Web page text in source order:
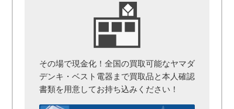
その場で現金化！全国の買取可能なヤマダ
デンキ・ベスト電器まで買取品と本人確認
書類を用意してお持ち込みください！